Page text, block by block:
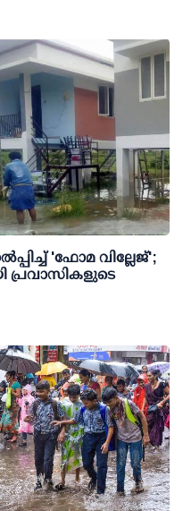
'ഫോമ വില്ലേജ്';
പ്രവാസികളുടെ